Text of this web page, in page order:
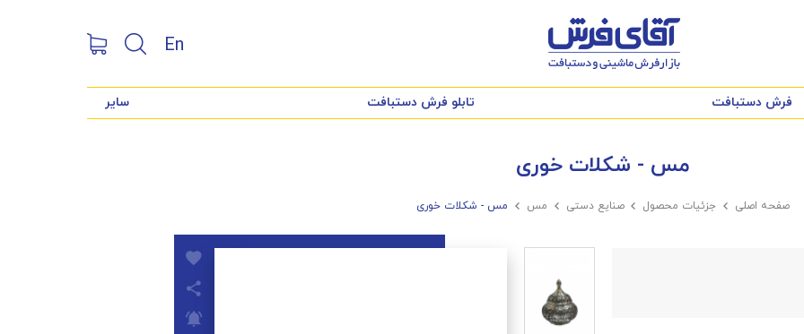
En
فرش دستبافت تابلو فرش دستبافت سایر
مس - شکلات خوری
صفحه اصلی  جزئیات محصول  صنایع دستی  مس  مس - شکلات خوری